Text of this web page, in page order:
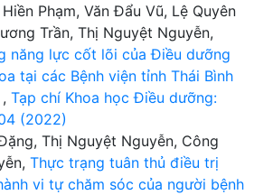
Phạm, Văn Đẩu Vũ, Lệ Quyên
Trần, Thị Nguyệt Nguyễn,
năng lực cốt lõi của Điều dưỡng
tại các Bệnh viện tỉnh Thái Bình
, Tạp chí Khoa học Điều dưỡng:
(2022)
Thị Nguyệt Nguyễn, Công
Thực trạng tuân thủ điều trị
vi tự chăm sóc của người bệnh